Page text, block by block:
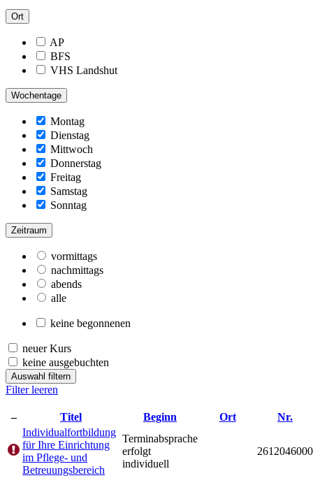
Ort
AP
BFS
VHS Landshut
Wochentage
Montag
Dienstag
Mittwoch
Donnerstag
Freitag
Samstag
Sonntag
Zeitraum
vormittags
nachmittags
abends
alle
keine begonnenen
neuer Kurs
keine ausgebuchten
Auswahl filtern
Filter leeren
– Titel Beginn Ort
Nr.
Individualfortbildung
für Ihre Einrichtung
im Pflege- und
Betreuungsbereich
Terminabsprache
erfolgt
individuell
2612046000